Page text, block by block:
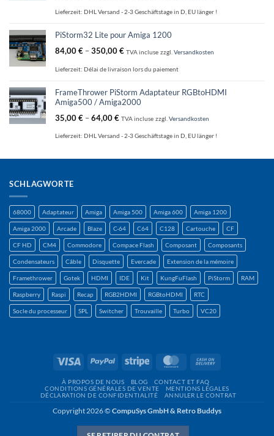
Lieferzeit: DHL Versand - 2-3 Geschäftstage in D, EU länger !
PiStorm32 Lite pour Amiga 1200
84,00€ –350,00€ TVA incluse zzgl. Versandkosten
Lieferzeit: Délai de livraison lors du paiement
FrameThrower PiStorm Adaptateur RGBtoHDMI
Amiga500 / Amiga2000
35,00€ –64,00€ TVA incluse zzgl. Versandkosten
Lieferzeit: DHL Versand - 2-3 Geschäftstage in D, EU länger !
SCHLAGWORTE
68000 Adaptateur Amiga Amiga 500 Amiga 600 Amiga 1200
Amiga 2000 Arcade Blaze C-64 C64 C128 Cartouche CF
CF HD CM4 Commodore Compace Flash Composant Composants
Condensateurs Câble Disquette Evercade Extension de la mémoire
Framethrower Gotek HDMI IDE Kit KungFuFlash PiStorm RAM
Raspberry Raspi Recap RGB2HDMI RGBtoHDMI RTC
Socle du processeur SPL Switcher Trouvaille Turbo VC20
Visa PayPal Rayure MasterCard
À PROPOS DE NOUS BLOG
CONTACT ET FAQ
CONDITIONS GÉNÉRALES DE VENTE
MENTIONS LÉGALES
DÉCLARATION DE CONFIDENTIALITÉ
ANNULER LE CONTRAT
Copyright 2026 © CompuSys GmbH & Retro Buddys